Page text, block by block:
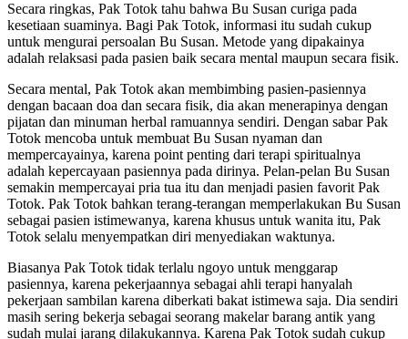
Secara ringkas, Pak Totok tahu bahwa Bu Susan curiga pada
kesetiaan suaminya. Bagi Pak Totok, informasi itu sudah cukup
untuk mengurai persoalan Bu Susan. Metode yang dipakainya
adalah relaksasi pada pasien baik secara mental maupun secara fisik.
Secara mental, Pak Totok akan membimbing pasien-pasiennya
dengan bacaan doa dan secara fisik, dia akan menerapinya dengan
pijatan dan minuman herbal ramuannya sendiri. Dengan sabar Pak
Totok mencoba untuk membuat Bu Susan nyaman dan
mempercayainya, karena point penting dari terapi spiritualnya
adalah kepercayaan pasiennya pada dirinya. Pelan-pelan Bu Susan
semakin mempercayai pria tua itu dan menjadi pasien favorit Pak
Totok. Pak Totok bahkan terang-terangan memperlakukan Bu Susan
sebagai pasien istimewanya, karena khusus untuk wanita itu, Pak
Totok selalu menyempatkan diri menyediakan waktunya.
Biasanya Pak Totok tidak terlalu ngoyo untuk menggarap
pasiennya, karena pekerjaannya sebagai ahli terapi hanyalah
pekerjaan sambilan karena diberkati bakat istimewa saja. Dia sendiri
masih sering bekerja sebagai seorang makelar barang antik yang
sudah mulai jarang dilakukannya. Karena Pak Totok sudah cukup